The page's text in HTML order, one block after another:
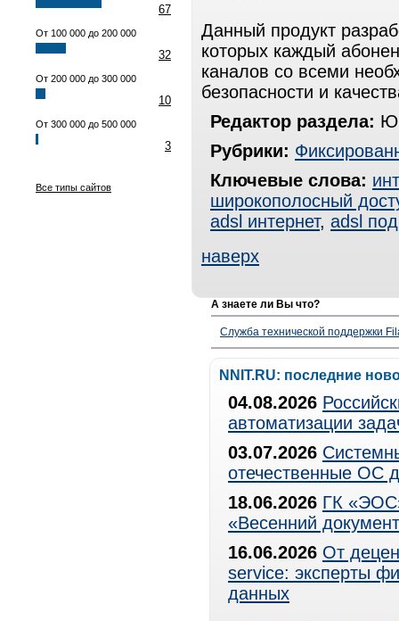
67
От 100 000 до 200 000
32
От 200 000 до 300 000
10
От 300 000 до 500 000
3
Все типы сайтов
Данный продукт
которых каждый
каналов со всеми
безопасности и
Редактор раздела:
Рубрики:
Ключевые слова:
широкополосный
adsl интернет, adsl
наверх
А знаете ли Вы что?
Служба технической поддержки
NNIT.RU: последние
04.08.2026
автоматизации
03.07.2026
отечественные ОС
18.06.2026 ГК
«Весенний
16.06.2026 От
service: эксперты
данных